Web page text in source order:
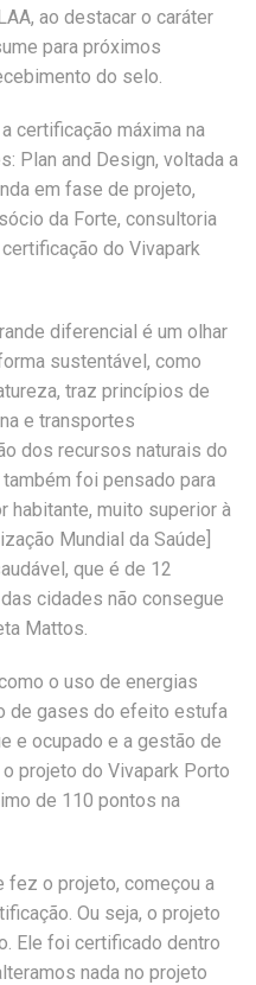
ao destacar o caráter
para próximos
do selo.
certificação máxima na
Plan and Design, voltada a
em fase de projeto,
da Forte, consultoria
do Vivapark
diferencial é um olhar
sustentável, como
traz princípios de
e transportes
dos recursos naturais do
também foi pensado para
habitante, muito superior à
Mundial da Saúde]
que é de 12
cidades não consegue
Mattos.
o uso de energias
de gases do efeito estufa
e ocupado e a gestão de
projeto do Vivapark Porto
de 110 pontos na
fez o projeto, começou a
Ou seja, o projeto
Ele foi certificado dentro
nada no projeto